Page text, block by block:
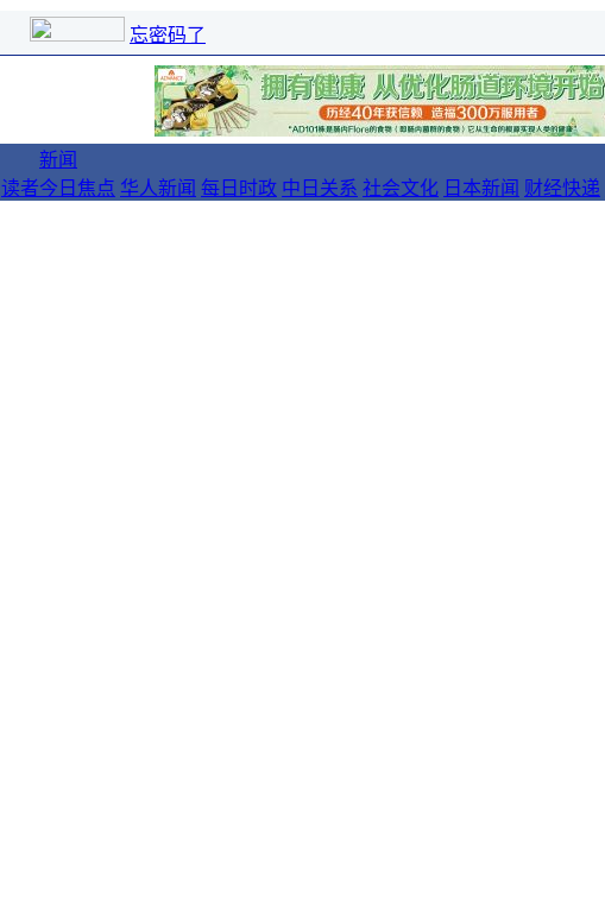
忘密码了
读者
新闻
今日焦点 华人新闻 每日时政 中日关系 社会文化 日本新闻 财经快递